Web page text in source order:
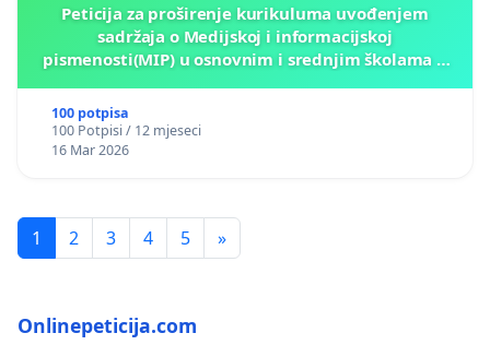
Peticija za proširenje kurikuluma uvođenjem
sadržaja o Medijskoj i informacijskoj
pismenosti(MIP) u osnovnim i srednjim školama u
100 potpisa
100 Potpisi / 12 mjeseci
16 Mar 2026
1 2 3 4 5 »
Onlinepeticija.com